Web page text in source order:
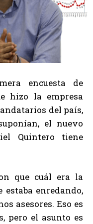
encuesta de
hizo la empresa
del país,
el nuevo
Quintero tiene
que cuál era la
estaba enredando,
asesores. Eso es
pero el asunto es